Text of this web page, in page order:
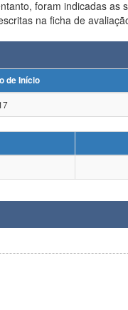
foram indicadas
=== Conforme definido, as
de Início